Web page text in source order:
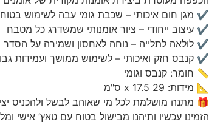
✔ מגן חום איכותי – שכבת גומי עבה לשימוש בטוח
✔ עיצוב ייחודי – ציור אומנותי שמשדרג כל מטבח
✔ לולאה לתלייה – נוחה לאחסון ושמירה על הסדר
✔ קנבס חזק ואיכותי – לשימוש ממושך ועמידות
📏 חומר: קנבס וגומי
📐 מידות: 29 x 17.5 ס"מ
🎁 מתנה מושלמת לכל מי שאוהב לבשל ולהכניס
הזמינו עכשיו ותיהנו מבישול בטוח עם טאץ’ אישי